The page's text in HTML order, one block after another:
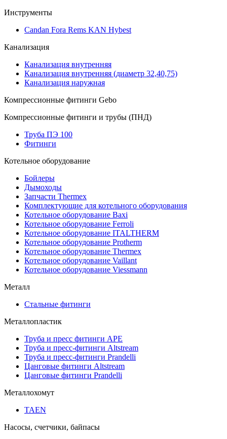
Инструменты
Candan Fora Rems KAN Hybest
Канализация
Канализация внутренняя
Канализация внутренняя (диаметр 32,40,75)
Канализация наружная
Компрессионные фитинги Gebo
Компрессионные фитинги и трубы (ПНД)
Труба ПЭ 100
Фитинги
Котельное оборудование
Бойлеры
Дымоходы
Запчасти Thermex
Комплектующие для котельного оборудования
Котельное оборудование Baxi
Котельное оборудование Ferroli
Котельное оборудование ITALTHERM
Котельное оборудование Protherm
Котельное оборудование Thermex
Котельное оборудование Vaillant
Котельное оборудование Viessmann
Металл
Стальные фитинги
Металлопластик
Труба и пресс фитинги APE
Труба и пресс-фитинги Altstream
Труба и пресс-фитинги Prandelli
Цанговые фитинги Altstream
Цанговые фитинги Prandelli
Металлохомут
TAEN
Насосы, счетчики, байпасы